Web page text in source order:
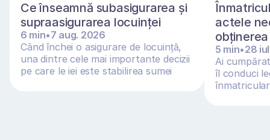
Ce înseamnă subasigurarea și
supraasigurarea locuinței
6 min•7 aug. 2026
Când închei o asigurare de locuință,
una dintre cele mai importante decizii
pe care le iei este stabilirea sumei
actele
5 min•28
Ai
îl conduci